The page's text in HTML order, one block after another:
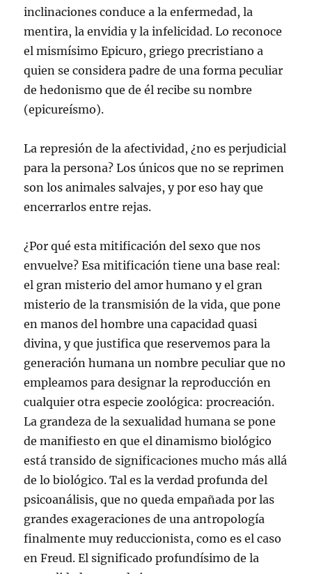
inclinaciones conduce a la enfermedad, la
mentira, la envidia y la infelicidad. Lo reconoce
el mismísimo Epicuro, griego precristiano a
quien se considera padre de una forma peculiar
de hedonismo que de él recibe su nombre
(epicureísmo).
La represión de la afectividad, ¿no es perjudicial
para la persona? Los únicos que no se reprimen
son los animales salvajes, y por eso hay que
encerrarlos entre rejas.
¿Por qué esta mitificación del sexo que nos
envuelve? Esa mitificación tiene una base real:
el gran misterio del amor humano y el gran
misterio de la transmisión de la vida, que pone
en manos del hombre una capacidad quasi
divina, y que justifica que reservemos para la
generación humana un nombre peculiar que no
empleamos para designar la reproducción en
cualquier otra especie zoológica: procreación.
La grandeza de la sexualidad humana se pone
de manifiesto en que el dinamismo biológico
está transido de significaciones mucho más allá
de lo biológico. Tal es la verdad profunda del
psicoanálisis, que no queda empañada por las
grandes exageraciones de una antropología
finalmente muy reduccionista, como es el caso
en Freud. El significado profundísimo de la